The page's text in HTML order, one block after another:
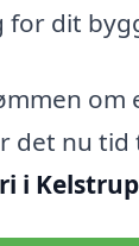
for dit
det nu tid
i